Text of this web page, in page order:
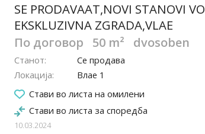
SE PRODAVAAT,NOVI STANOVI VO
EKSKLUZIVNA ZGRADA,VLAE
По договор 50 m² dvosoben
Станот
Се продава
Локација
Влае 1
Стави во листа на омилени
Стави во листа за споредба
10.03.2024